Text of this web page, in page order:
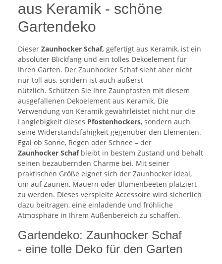
aus Keramik - schöne
Gartendeko
Dieser Zaunhocker Schaf, gefertigt aus Keramik, ist ein
absoluter Blickfang und ein tolles Dekoelement für
Ihren Garten. Der Zaunhocker Schaf sieht aber nicht
nur toll aus, sondern ist auch äußerst
nützlich. Schützen Sie Ihre Zaunpfosten mit diesem
ausgefallenen Dekoelement aus Keramik. Die
Verwendung von Keramik gewährleistet nicht nur die
Langlebigkeit dieses Pfostenhockers, sondern auch
seine Widerstandsfähigkeit gegenüber den Elementen.
Egal ob Sonne, Regen oder Schnee – der
Zaunhocker Schaf bleibt in bestem Zustand und behält
seinen bezaubernden Charme bei. Mit seiner
praktischen Größe eignet sich der Zaunhocker ideal,
um auf Zäunen, Mauern oder Blumenbeeten platziert
zu werden. Dieses verspielte Accessoire wird sicherlich
dazu beitragen, eine einladende und fröhliche
Atmosphäre in Ihrem Außenbereich zu schaffen.
Gartendeko: Zaunhocker Schaf
- eine tolle Deko für den Garten